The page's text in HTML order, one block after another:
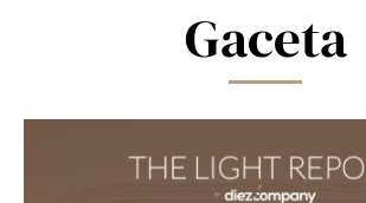
Gaceta